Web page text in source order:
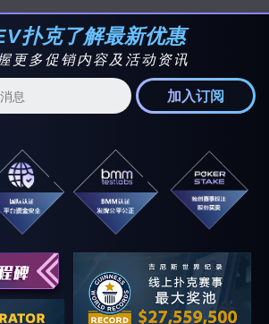
¥220 ¥125,000 ¥250,000
¥88 ¥40,000
21:30 ¥330 ¥25,000 ¥50,000
¥220 ¥125,000
扑克了解最新优惠
更多促销内容及活动资讯
加入订阅